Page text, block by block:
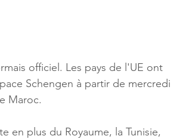
officiel. Les pays de l'UE ont
Schengen à partir de mercredi
Maroc.
en plus du Royaume, la Tunisie,